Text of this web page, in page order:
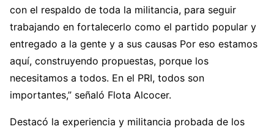
con el respaldo de toda la militancia, para seguir
trabajando en fortalecerlo como el partido popular y
entregado a la gente y a sus causas Por eso estamos
aquí, construyendo propuestas, porque los
necesitamos a todos. En el PRI, todos son
importantes,” señaló Flota Alcocer.
Destacó la experiencia y militancia probada de los